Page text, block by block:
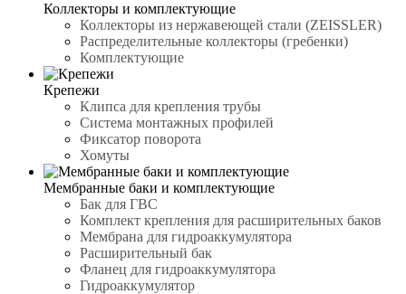
Коллекторы и комплектующие
Коллекторы из нержавеющей стали (ZEISSLER)
Распределительные коллекторы (гребенки)
Комплектующие
Крепежи
Клипса для крепления трубы
Система монтажных профилей
Фиксатор поворота
Хомуты
Мембранные баки и комплектующие
Бак для ГВС
Комплект крепления для расширительных баков
Мембрана для гидроаккумулятора
Расширительный бак
Фланец для гидроаккумулятора
Гидроаккумулятор